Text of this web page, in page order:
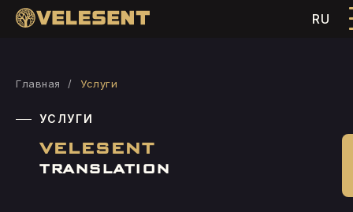
RU
Главная / Услуги
УСЛУГИ
VELESENT
TRANSLATION